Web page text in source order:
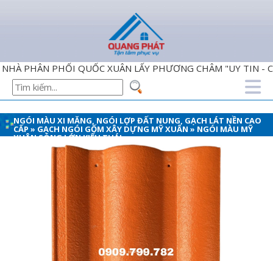
PHỐI QUỐC XUÂN LẤY PHƯƠNG CHÂM "UY TIN - CHÂT
NGÓI MÀU XI MĂNG, NGÓI LỢP ĐẤT NUNG, GẠCH LÁT NỀN CAO
CẤP » GẠCH NGÓI GỐM XÂY DỰNG MỸ XUÂN » NGÓI MÀU MỸ
XUÂN SÓNG LỚN KIỂU THÁI